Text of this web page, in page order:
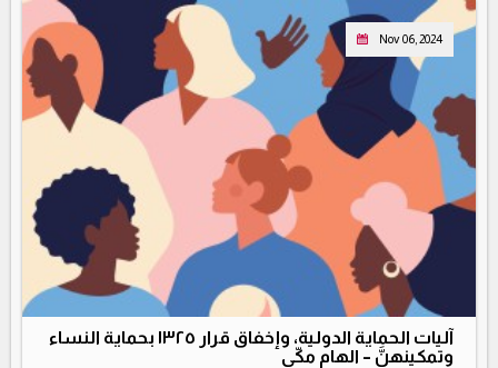
Nov 06, 2024
آليات الحماية الدولية، وإخفاق قرار ١٣٢٥ بحماية النساء
وتمكينهنَّ – الهام مكّي